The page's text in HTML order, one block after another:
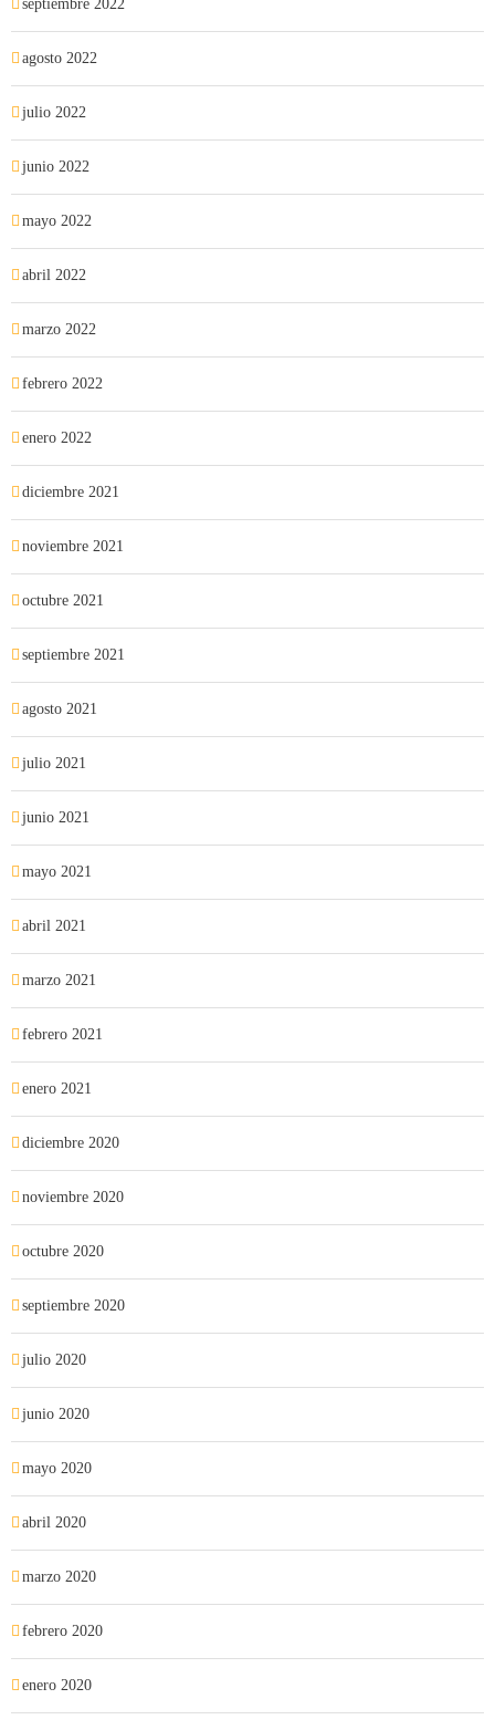
septiembre 2022
agosto 2022
julio 2022
junio 2022
mayo 2022
abril 2022
marzo 2022
febrero 2022
enero 2022
diciembre 2021
noviembre 2021
octubre 2021
septiembre 2021
agosto 2021
julio 2021
junio 2021
mayo 2021
abril 2021
marzo 2021
febrero 2021
enero 2021
diciembre 2020
noviembre 2020
octubre 2020
septiembre 2020
julio 2020
junio 2020
mayo 2020
abril 2020
marzo 2020
febrero 2020
enero 2020